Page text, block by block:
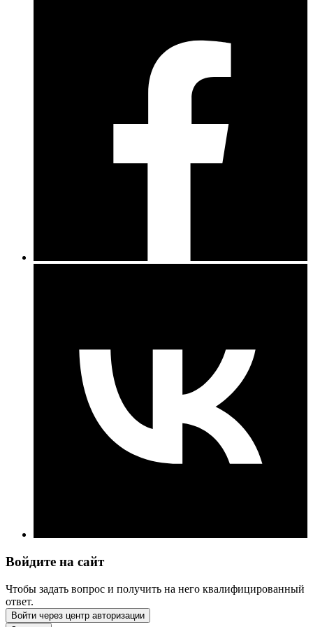
Войдите на сайт
Чтобы задать вопрос и получить на него квалифицированный
ответ.
Войти через центр авторизации